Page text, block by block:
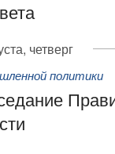
четверг
политики